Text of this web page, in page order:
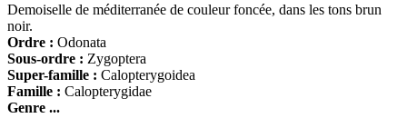
Demoiselle de méditerranée de couleur foncée, dans les tons brun
noir.
Ordre : Odonata
Sous-ordre : Zygoptera
Super-famille : Calopterygoidea
Famille : Calopterygidae
Genre ...